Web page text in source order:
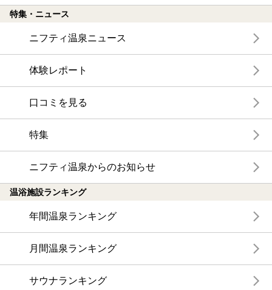
特集・ニュース
ニフティ温泉ニュース
体験レポート
口コミを見る
特集
ニフティ温泉からのお知らせ
温浴施設ランキング
年間温泉ランキング
月間温泉ランキング
サウナランキング